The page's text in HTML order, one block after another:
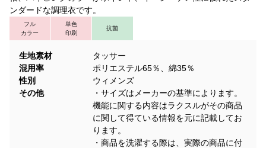
ンダードな調理衣です。
フル
カラー
単色
印刷
抗菌
生地素材
タッサー
混用率
ポリエステル65％、綿35％
性別
ウィメンズ
その他
・サイズはメーカーの基準によります。
機能に関する内容はラクスルがその商品
に関して得ている情報を元に記載してお
ります。
・商品を洗濯する際は、実際の商品に付